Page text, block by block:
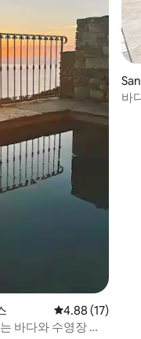
평점 4.88점(5점
4.88 (17)
바다와 수영장 전
저
바